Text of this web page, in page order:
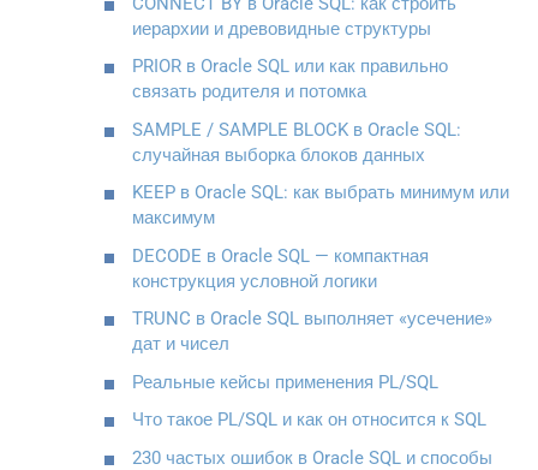
иерархии и древовидные структуры
PRIOR в Oracle SQL или как правильно
связать родителя и потомка
SAMPLE / SAMPLE BLOCK в Oracle SQL:
случайная выборка блоков данных
KEEP в Oracle SQL: как выбрать минимум или
максимум
DECODE в Oracle SQL — компактная
конструкция условной логики
TRUNC в Oracle SQL выполняет «усечение»
дат и чисел
Реальные кейсы применения PL/SQL
Что такое PL/SQL и как он относится к SQL
230 частых ошибок в Oracle SQL и способы